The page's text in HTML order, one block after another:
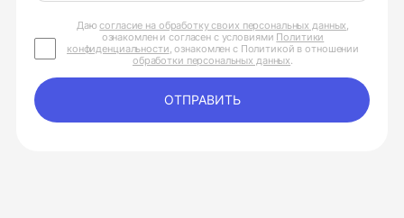
Даюсогласие на обработку своих персональных данных,
ознакомлен и согласен с условиями Политики
конфиденциальности, ознакомлен с Политикой в отношении
обработки персональных данных.
ОТПРАВИТЬ